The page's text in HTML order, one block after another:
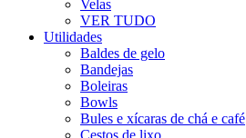
Velas
VER TUDO
Utilidades
Baldes de gelo
Bandejas
Boleiras
Bowls
Bules e xícaras de chá e café
Cestos de lixo